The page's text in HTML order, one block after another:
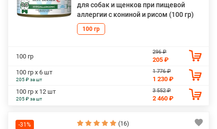
для собак и щенков при пищевой
аллергии с кониной и рисом (100 гр)
100 гр
100 гр
296 ₽
205 ₽
100 гр х 6 шт
205 ₽ за шт
1 776 ₽
1 230 ₽
100 гр х 12 шт
205 ₽ за шт
3 552 ₽
2 460 ₽
-31% (16)